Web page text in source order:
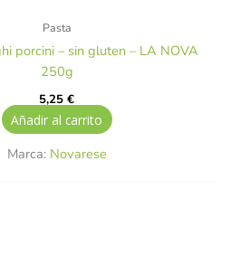
Pasta
porcini – sin gluten – LA NOVA
250g
5,25€
Añadir al carrito
Marca: Novarese